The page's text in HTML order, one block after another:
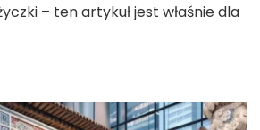
– ten artykuł jest właśnie dla